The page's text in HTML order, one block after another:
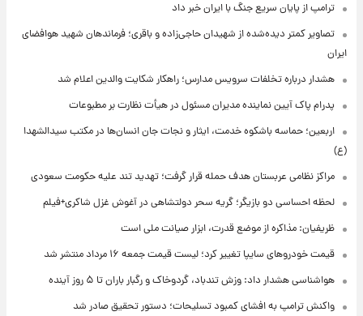
ترامپ از پایان سریع جنگ با ایران خبر داد
تصاویر کمتر دیده‌شده از شهیدان حاجی‌زاده و باقری؛ فرماندهان شهید هوافضای
ایران
هشدار درباره تخلفات سرویس مدارس؛ راهکار شکایت والدین اعلام شد
پدرام پاک آیین نماینده مدیران مسئول در هیأت نظارت بر مطبوعات
اربعین؛ حماسه باشکوه خدمت، ایثار و نجات جان انسان‌ها در مکتب سیدالشهدا
(ع)
مراکز نظامی عربستان هدف حمله قرار گرفت؛ تهدید تند علیه حکومت سعودی
لحظه احساسی دو بازیگر؛ گریه سحر دولتشاهی در آغوش غزل شاکری+فیلم
ظریفیان: مذاکره از موضع قدرت، ابزار صیانت ملی است
قیمت خودروهای سایپا تغییر کرد؛ لیست قیمت جمعه ۱۶ مرداد منتشر شد
هواشناسی هشدار داد: وزش تندباد، گردوخاک و رگبار باران تا ۵ روز آینده
واکنش ترامپ به افشای کمبود تسلیحات؛ دستور تحقیق صادر شد